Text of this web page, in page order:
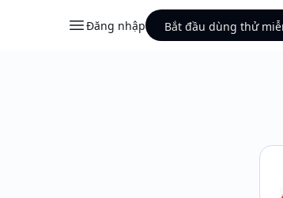
Đăng nhập Bắt đầu dùng thử